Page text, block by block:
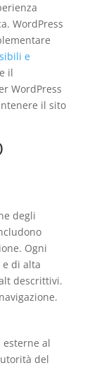
WordPress
e
il
WordPress
il sito
degli
Ogni
di alta
descrittivi.
esterne al
del